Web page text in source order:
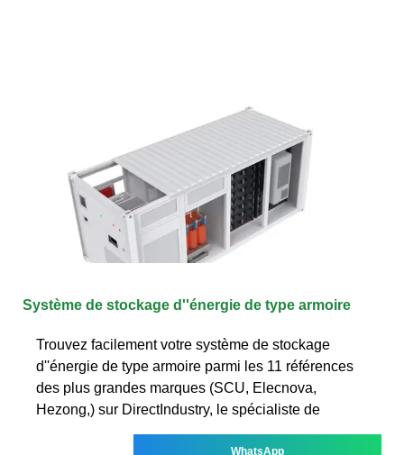
Système de stockage d''énergie de type armoire
Trouvez facilement votre système de stockage
d''énergie de type armoire parmi les 11 références
des plus grandes marques (SCU, Elecnova,
Hezong,) sur DirectIndustry, le spécialiste de
WhatsApp